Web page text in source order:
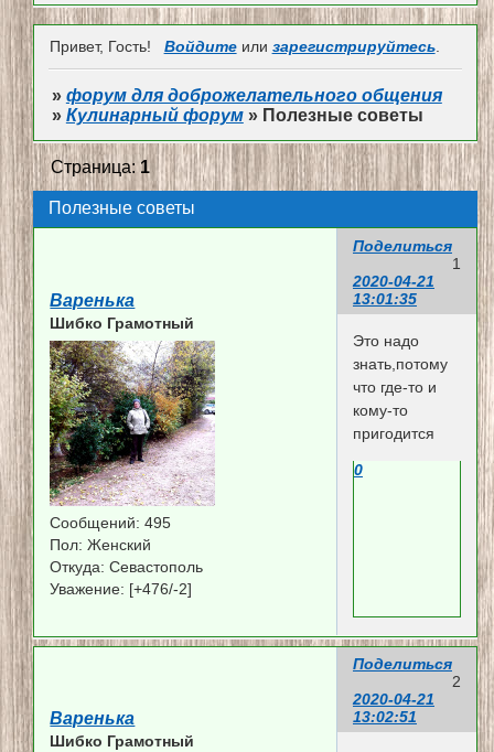
Привет, Гость! Войдитеили зарегистрируйтесь.
» форум для доброжелательного общения
» Кулинарный форум » Полезные советы
Полезные советы
Страница: 1
Поделиться
1
2020-04-21
13:01:35
Варенька
Шибко Грамотный
Сообщений: 495
Пол: Женский
Откуда: Севастополь
Уважение: [+476/-2]
Это надо
знать,потому
что где-то и
кому-то
пригодится
0
Поделиться
2
2020-04-21
13:02:51
Варенька
Шибко Грамотный